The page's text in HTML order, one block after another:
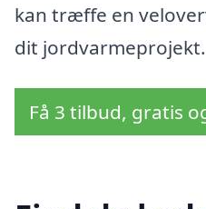
kan træffe en
dit jordvarmeprojekt.
Få 3 tilbud, gratis